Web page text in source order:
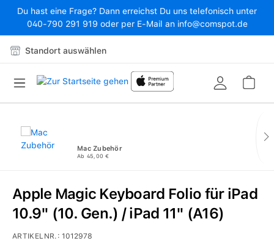
Zum Hauptinhalt springen
Du hast eine Frage? Dann erreichst Du uns telefonisch unter
040-790 291 919 oder per E-Mail an info@comspot.de
Standort auswählen
Mac Zubehör
Ab 45,00 €
Apple Magic Keyboard Folio für iPad
10.9" (10. Gen.) / iPad 11" (A16)
ARTIKELNR.:1012978